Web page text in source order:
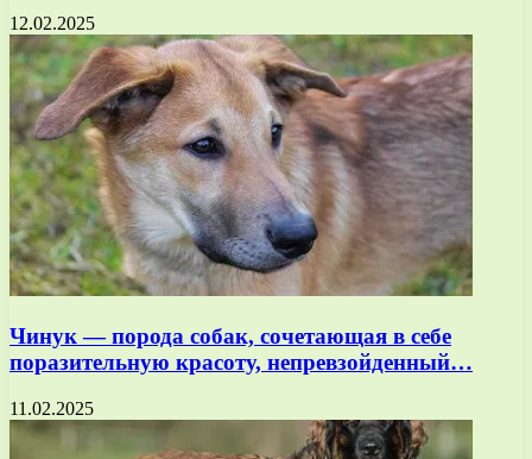
12.02.2025
Чинук — порода собак, сочетающая в себе
поразительную красоту, непревзойденный…
11.02.2025